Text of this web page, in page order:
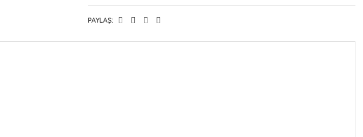
PAYLAŞ: